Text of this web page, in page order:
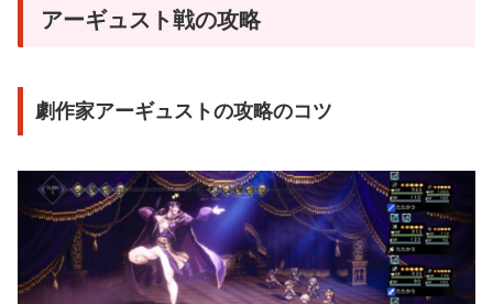
アーギュスト戦の攻略
劇作家アーギュストの攻略のコツ